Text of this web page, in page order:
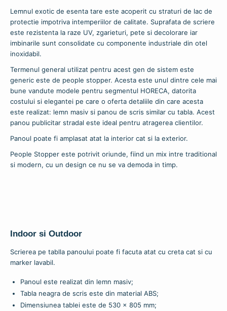
Lemnul exotic de esenta tare este acoperit cu straturi de lac de
protectie impotriva intemperiilor de calitate. Suprafata de scriere
este rezistenta la raze UV, zgarieturi, pete si decolorare iar
imbinarile sunt consolidate cu componente industriale din otel
inoxidabil.
Termenul general utilizat pentru acest gen de sistem este
generic este de people stopper. Acesta este unul dintre cele mai
bune vandute modele pentru segmentul HORECA, datorita
costului si elegantei pe care o oferta detaliile din care acesta
este realizat: lemn masiv si panou de scris similar cu tabla. Acest
panou publicitar stradal este ideal pentru atragerea clientilor.
Panoul poate fi amplasat atat la interior cat si la exterior.
People Stopper este potrivit oriunde, fiind un mix intre traditional
si modern, cu un design ce nu se va demoda in timp.
Indoor si Outdoor
Scrierea pe tablla panoului poate fi facuta atat cu creta cat si cu
marker lavabil.
Panoul este realizat din lemn masiv;
Tabla neagra de scris este din material ABS;
Dimensiunea tablei este de 530 x 805 mm;